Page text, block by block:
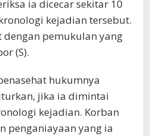
ia dicecar sekitar 10
kejadian tersebut.
dengan pemukulan yang
(S).
hukumnya
jika ia dimintai
kejadian. Korban
penganiayaan yang ia